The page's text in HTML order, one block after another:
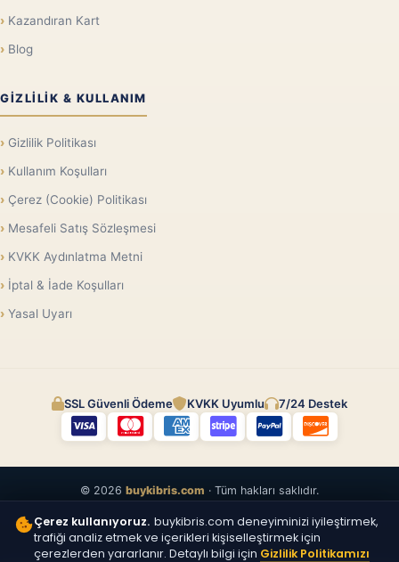
Kazandıran Kart
Blog
GIZLILIK & KULLANIM
Gizlilik Politikası
Kullanım Koşulları
Çerez (Cookie) Politikası
Mesafeli Satış Sözleşmesi
KVKK Aydınlatma Metni
İptal & İade Koşulları
Yasal Uyarı
SSL Güvenli Ödeme KVKK Uyumlu 7/24 Destek
© 2026 buykibris.com · Tüm hakları saklıdır.
Çerez kullanıyoruz. buykibris.com deneyiminizi iyileştirmek,
trafiği analiz etmek ve içerikleri kişiselleştirmek için
çerezlerden yararlanır. Detaylı bilgi için Gizlilik Politikamızı